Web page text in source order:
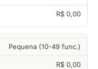
R$ 0,00
Pequena (10-49 func.)
R$ 0,00